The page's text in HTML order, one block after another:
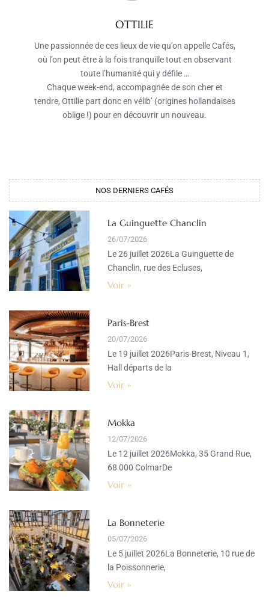
OTTILIE
Une passionnée de ces lieux de vie qu’on appelle Cafés,
où l’on peut être à la fois tranquille tout en observant
toute l’humanité qui y défile …
Chaque week-end, accompagnée de son cher et
tendre, Ottilie part donc en vélib’ (origines hollandaises
oblige !) pour en découvrir un nouveau.
NOS DERNIERS CAFÉS
La Guinguette Chanclin
26/07/2026
Le 26 juillet 2026La Guinguette de
Chanclin, rue des Ecluses,
Voir »
Paris-Brest
20/07/2026
Le 19 juillet 2026Paris-Brest, Niveau 1,
Hall départs de la
Voir »
Mokka
12/07/2026
Le 12 juillet 2026Mokka, 35 Grand Rue,
68 000 ColmarDe
Voir »
La Bonneterie
05/07/2026
Le 5 juillet 2026La Bonneterie, 10 rue de
la Poissonnerie,
Voir »